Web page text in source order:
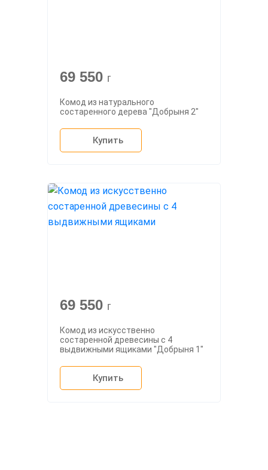
69 550 г
Комод из натурального
состаренного дерева "Добрыня 2"
Купить
69 550 г
Комод из искусственно
состаренной древесины с 4
выдвижными ящиками "Добрыня 1"
Купить